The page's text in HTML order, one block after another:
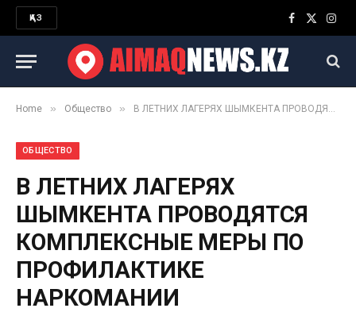
ҚАЗ
Facebook
X
Home » Общество » В ЛЕТНИХ ЛАГЕРЯХ ШЫМКЕНТА ПРОВОДЯТСЯ КОМПЛЕКСНЫЕ МЕРЫ ПО ПРОФИЛАКТИКЕ НАРКОМАНИИ
ОБЩЕСТВО
В ЛЕТНИХ ЛАГЕРЯХ
ШЫМКЕНТА ПРОВОДЯТСЯ
КОМПЛЕКСНЫЕ МЕРЫ ПО
ПРОФИЛАКТИКЕ
НАРКОМАНИИ